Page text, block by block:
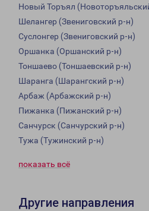
Новый Торъял
Шелангер (Звениговский р-н)
Суслонгер (Звениговский р-н)
Оршанка (Оршанский р-н)
Тоншаево (Тоншаевский р-н)
Шаранга (Шарангский р-н)
Арбаж (Арбажский р-н)
Пижанка (Пижанский р-н)
Санчурск (Санчурский р-н)
Тужа (Тужинский р-н)
показать всё
Другие направления